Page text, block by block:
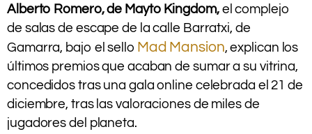
Alberto Romero, de Mayto Kingdom,el complejo
de salas de escape de la calle Barratxi, de
Gamarra, bajo el sello Mad Mansion, explican los
últimos premios que acaban de sumar a su vitrina,
concedidos tras una gala online celebrada el 21 de
diciembre, tras las valoraciones de miles de
jugadores del planeta.